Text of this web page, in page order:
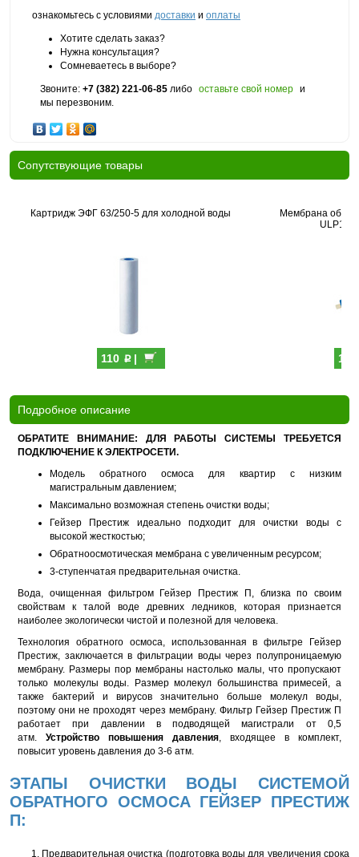
ознакомьтесь с условиями доставки и оплаты
Хотите сделать заказ?
Нужна консультация?
Сомневаетесь в выборе?
Звоните: +7 (382) 221-06-85 либо оставьте свой номер и
мы перезвоним.
Cопутствующие товары
Картридж ЭФГ 63/250-5 для холодной воды
110 p|
Мембрана
1
Подробное описание
ОБРАТИТЕ ВНИМАНИЕ: ДЛЯ РАБОТЫ СИСТЕМЫ ТРЕБУЕТСЯ
ПОДКЛЮЧЕНИЕ К ЭЛЕКТРОСЕТИ.
Модель обратного осмоса для квартир с низким
магистральным давлением;
Максимально возможная степень очистки воды;
Гейзер Престиж идеально подходит для очистки воды с
высокой жесткостью;
Обратноосмотическая мембрана с увеличенным ресурсом;
3-ступенчатая предварительная очистка.
Вода, очищенная фильтром Гейзер Престиж П, близка по своим
свойствам к талой воде древних ледников, которая признается
наиболее экологически чистой и полезной для человека.
Технология обратного осмоса, использованная в фильтре Гейзер
Престиж, заключается в фильтрации воды через полупроницаемую
мембрану. Размеры пор мембраны настолько малы, что пропускают
только молекулы воды. Размер молекул большинства примесей, а
также бактерий и вирусов значительно больше молекул воды,
поэтому они не проходят через мембрану. Фильтр Гейзер Престиж П
работает при давлении в подводящей магистрали от 0,5
атм. Устройство повышения давления, входящее в комплект,
повысит уровень давления до 3-6 атм.
ЭТАПЫ ОЧИСТКИ ВОДЫ СИСТЕМОЙ
ОБРАТНОГО ОСМОСА ГЕЙЗЕР ПРЕСТИЖ
П:
Предварительная очистка (подготовка воды для увеличения срока